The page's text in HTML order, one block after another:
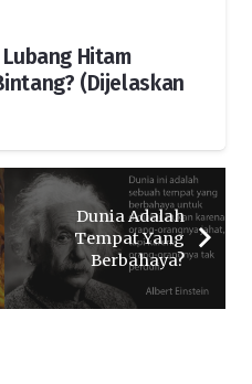
Hitam
(Dijelaskan
Dunia Adalah
Tempat Yang
Berbahaya?